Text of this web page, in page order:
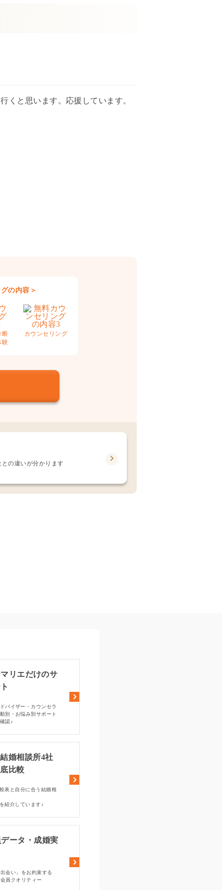
くと思います。応援しています。
の内容＞
断
験
カウンセリング
の違いが分かります
リエだけのサ
バイザー・カウンセラ
別・お悩み別サポート
認♪
婚相談所4社
比較
表と自分に合う結婚相
紹介しています♪
ータ・成婚実
出会い」をお約束する
員クオリティー